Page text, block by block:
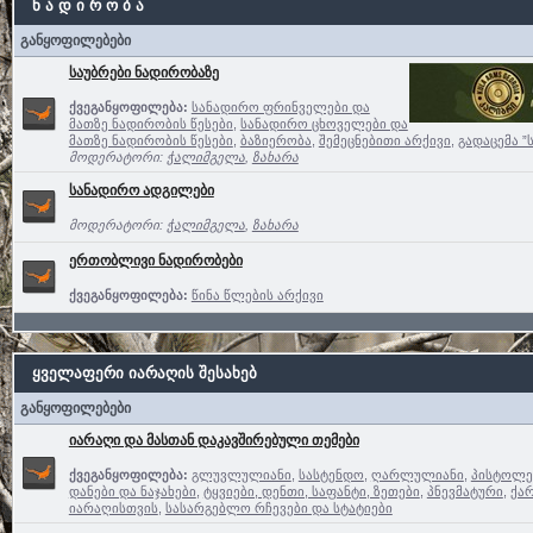
ნ ა დ ი რ ო ბ ა
განყოფილებები
საუბრები ნადირობაზე
ქვეგანყოფილება: სანადირო ფრინველები და
მათზე ნადირობის წესები სანადირო ცხოველები და
მათზე ნადირობის წესები ბაზიერობა შემეცნებითი არქივი გადაცემა
მოდერატორი: ჭალიმგელა, ზახარა
სანადირო ადგილები
მოდერატორი: ჭალიმგელა, ზახარა
ერთობლივი ნადირობები
ქვეგანყოფილება: წინა წლების არქივი
ყველაფერი იარაღის შესახებ
განყოფილებები
იარაღი და მასთან დაკავშირებული თემები
ქვეგანყოფილება: გლუვლულიანი სასტენდო ღარლულიანი
დანები და ნაჯახები ტყვიები, დენთი, საფანტი, ზეთები პნევმატური
იარაღისთვის, სასარგებლო რჩევები და სტატიები